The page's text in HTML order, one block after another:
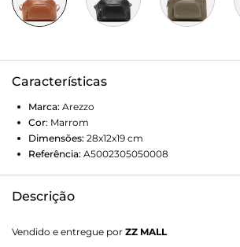
Características
Marca: Arezzo
Cor: Marrom
Dimensões: 28x12x19 cm
Referência: A5002305050008
Descrição
camera bag e bolso externo frontal
Vendido e entregue por ZZ MALL